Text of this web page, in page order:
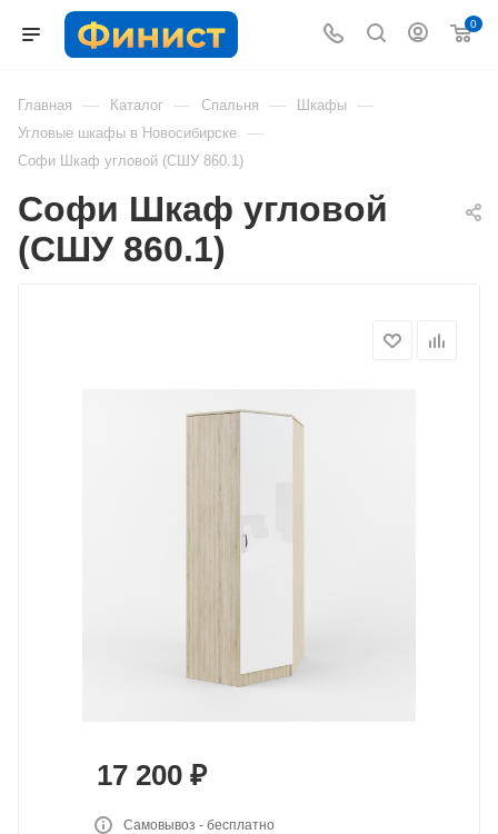
0
Главная — Каталог — Спальня — Шкафы —
Угловые шкафы в Новосибирске —
Софи Шкаф угловой (СШУ 860.1)
Софи Шкаф угловой
(СШУ 860.1)
17 200 ₽
Самовывоз - бесплатно